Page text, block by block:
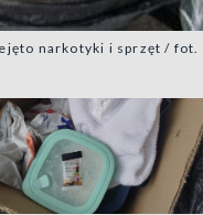
narkotyki i sprzęt / fot.